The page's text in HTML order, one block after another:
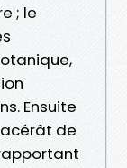
; le
Ensuite
de